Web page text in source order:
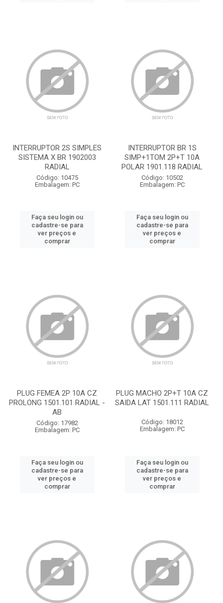
INTERRUPTOR 2S SIMPLES
SISTEMA X BR 1902003
RADIAL
Código: 10475
Embalagem: PC
Faça seu login ou
cadastre-se para
ver preços e
comprar
INTERRUPTOR BR 1S
SIMP+1TOM 2P+T 10A
POLAR 1901.118 RADIAL
Código: 10502
Embalagem: PC
Faça seu login ou
cadastre-se para
ver preços e
comprar
PLUG FEMEA 2P 10A CZ
PROLONG 1501.101 RADIAL -
AB
Código: 17982
Embalagem: PC
Faça seu login ou
cadastre-se para
ver preços e
comprar
PLUG MACHO 2P+T 10A CZ
SAIDA LAT 1501.111 RADIAL
Código: 18012
Embalagem: PC
Faça seu login ou
cadastre-se para
ver preços e
comprar